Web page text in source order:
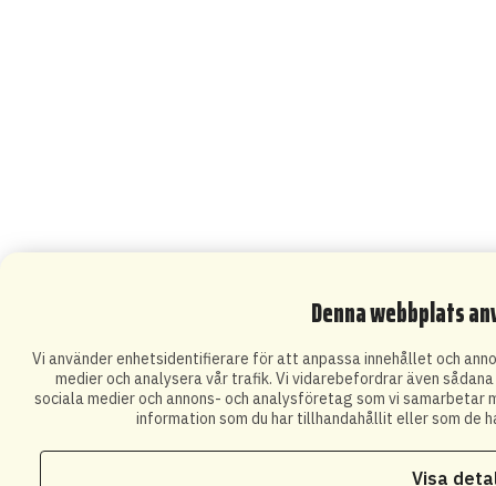
Denna webbplats
Vi använder enhetsidentifierare för att anpassa innehållet och
medier och analysera vår trafik. Vi vidarebefordrar även
sociala medier och annons- och analysföretag som vi samarbetar
information som du har tillhandahållit eller som de
Visa